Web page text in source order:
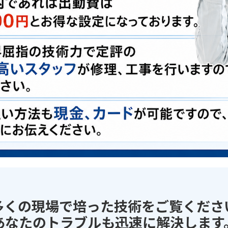
の現場で培った技術をご覧くだ
なたのトラブルも迅速に解決します